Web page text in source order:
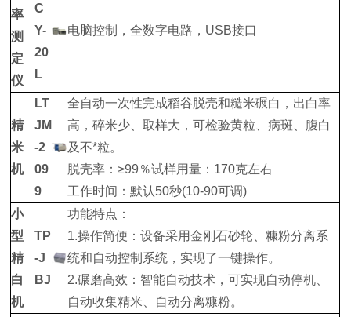
率
测
定
仪
C
Y-
20
L
电脑控制，全数字电路，USB接口
精
米
机
LT
JM
-2
09
9
全自动一次性完成稻谷脱壳和糙米碾白，出白率
高，碎米少、取样大，可检验黄粒、病斑、腹白
及不*粒。
脱壳率：≥99％试样用量：170克左右
工作时间：默认50秒(10-90可调)
小
型
精
白
机
TP
-J
BJ
功能特点：
1.操作简便：设备采用金刚石砂轮、糠粉分离系
统和自动控制系统，实现了一键操作。
2.碾磨高效：智能自动技术，可实现自动停机、
自动收集精米、自动分离糠粉。